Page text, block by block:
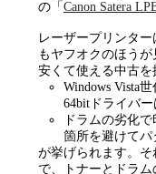
の「 Canon Satera
レーザープリンタ
もヤフオクのほうが
安くて使える中古を
Windows Vista
64bitドライバー
ドラムの劣化
箇所を避けてパ
が挙げられます。
で、トナーとドラ